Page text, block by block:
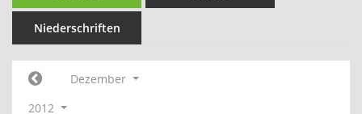
Niederschriften
Dezember
2012